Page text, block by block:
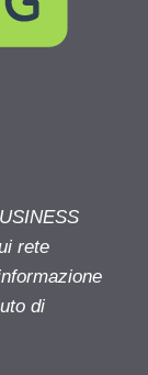
rete
di